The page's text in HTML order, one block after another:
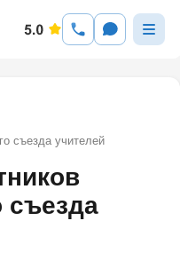
съезда учителей
съезда